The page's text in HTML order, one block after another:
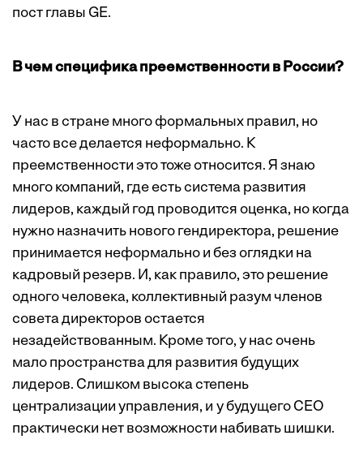
пост главы GE.
В чем специфика преемственности в России?
У нас в стране много формальных правил, но
часто все делается неформально. К
преемственности это тоже относится. Я знаю
много компаний, где есть система развития
лидеров, каждый год проводится оценка, но когда
нужно назначить нового гендиректора, решение
принимается неформально и без оглядки на
кадровый резерв. И, как правило, это решение
одного человека, коллективный разум членов
совета директоров остается
незадействованным. Кроме того, у нас очень
мало пространства для развития будущих
лидеров. Слишком высока степень
централизации управления, и у будущего СЕО
практически нет возможности набивать шишки.